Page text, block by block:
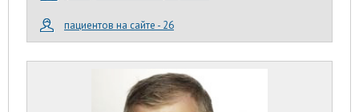
пациентов на сайте - 26